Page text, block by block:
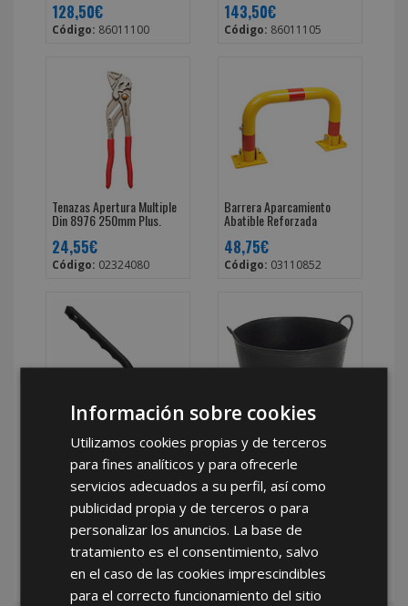
128,50€
Código: 86011100
143,50€
Código: 86011105
Tenazas Apertura Multiple
Din 8976 250mm Plus.
24,55€
Código: 02324080
Barrera Aparcamiento
Abatible Reforzada
48,75€
Código: 03110852
Cepillo Manual Bujias Fino
1,55€
Código: 02220006
Capazo Plastico Negro
Numero 2 42 Litros
5,60€
Código:
VER TODOS
Información sobre cookies
Utilizamos cookies propias y de terceros
para fines analíticos y para ofrecerle
servicios adecuados a su perfil, así como
publicidad propia y de terceros o para
personalizar los anuncios. La base de
tratamiento es el consentimiento, salvo
en el caso de las cookies imprescindibles
para el correcto funcionamiento del sitio